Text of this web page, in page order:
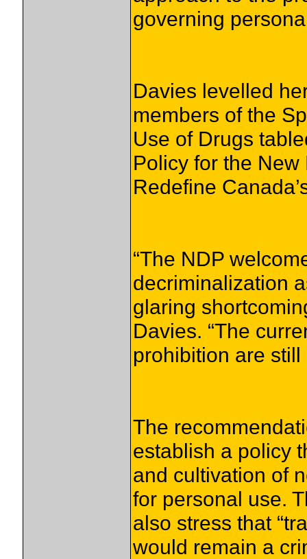
governing
Davies levelled
members of the
Use of Drugs
Policy for the
Redefine
“The NDP
decriminalization
glaring
Davies. “The
prohibition are still
The
establish a policy
and cultivation of
for personal use.
also stress that
would remain a